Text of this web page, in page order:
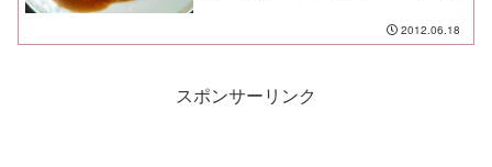
2012.06.18
スポンサーリンク